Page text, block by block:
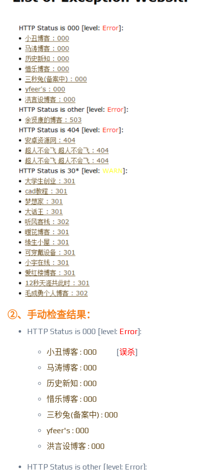
②、手动检查结果：
HTTP Status is 000 [level: Error]:
小丑博客 : 000 [误杀]
马涛博客 : 000
历史新知 : 000
惜乐博客 : 000
三秒兔(备案中) : 000
yfeer's : 000
洪言设博客 : 000
HTTP Status is other [level: Error]: